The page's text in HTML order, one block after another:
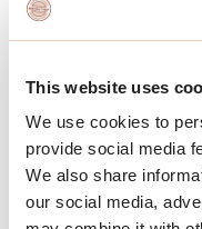
This website uses
We use cookies to
provide social media
We also share
our social media,
bewoners! ✨
#SamenWonen